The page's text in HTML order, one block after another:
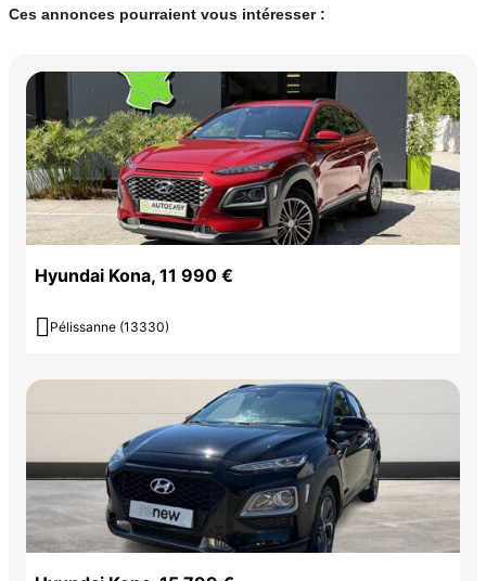
Ces annonces pourraient vous intéresser :
Hyundai Kona, 11 990 €
 Pélissanne (13330)